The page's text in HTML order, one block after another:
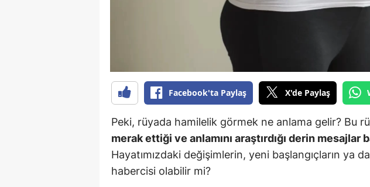
Bilecik
Bolu
Burdur
Bursa
Çanakkale
Facebook'ta Paylaş X'de Paylaş
Peki, rüyada hamilelik görmek ne anlama gelir? Bu
merak ettiği ve anlamını araştırdığı derin mesajlar
Hayatımızdaki değişimlerin, yeni başlangıçların ya
habercisi olabilir mi?